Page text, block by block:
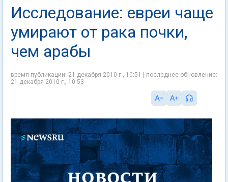
Исследование: евреи чаще
умирают от рака почки,
чем арабы
время публикации: 21 декабря 2010 г., 10:51 | последнее обновление:
21 декабря 2010 г., 10:53